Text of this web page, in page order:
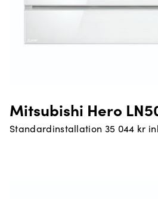
Mitsubishi Hero
Standardinstallation 35 044 kr